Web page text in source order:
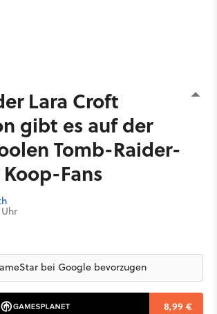
Lara Croft
gibt es auf der
Tomb-Raider-
Fans
Uhr
bei Google bevorzugen
8,99 €